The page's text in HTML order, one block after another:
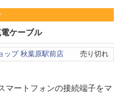
ケーブル
ップ 秋葉原駅前店 売り切れ
ートフォンの接続端子をマ